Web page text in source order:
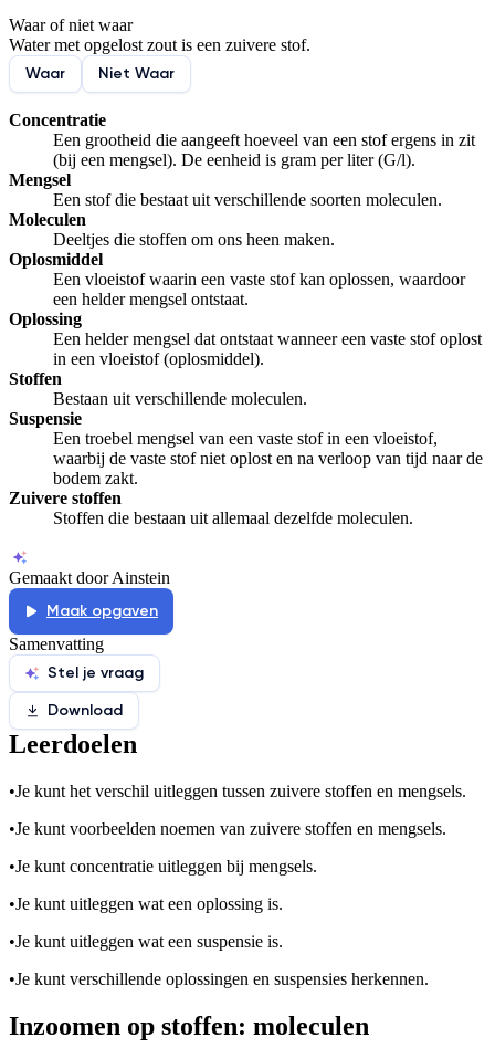
De uitleg gaat te langzaam
Afspelen werkte niet
Waar of niet waar
Water met opgelost zout is een zuivere stof.
Waar
Niet Waar
Concentratie
Een grootheid die aangeeft hoeveel van een stof ergens in zit
(bij een mengsel). De eenheid is gram per liter (G/l).
Mengsel
Een stof die bestaat uit verschillende soorten moleculen.
Moleculen
Deeltjes die stoffen om ons heen maken.
Oplosmiddel
Een vloeistof waarin een vaste stof kan oplossen, waardoor
een helder mengsel ontstaat.
Oplossing
Een helder mengsel dat ontstaat wanneer een vaste stof oplost
in een vloeistof (oplosmiddel).
Stoffen
Bestaan uit verschillende moleculen.
Suspensie
Een troebel mengsel van een vaste stof in een vloeistof,
waarbij de vaste stof niet oplost en na verloop van tijd naar de
bodem zakt.
Zuivere stoffen
Stoffen die bestaan uit allemaal dezelfde moleculen.
Gemaakt door Ainstein
Maak opgaven
Samenvatting
Stel je vraag
Download
Leerdoelen
•Je kunt het verschil uitleggen tussen zuivere stoffen en mengsels.
•Je kunt voorbeelden noemen van zuivere stoffen en mengsels.
•Je kunt concentratie uitleggen bij mengsels.
•Je kunt uitleggen wat een oplossing is.
•Je kunt uitleggen wat een suspensie is.
•Je kunt verschillende oplossingen en suspensies herkennen.
Inzoomen op stoffen: moleculen